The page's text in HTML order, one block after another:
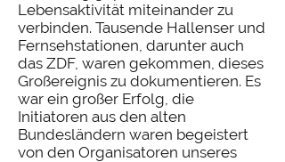
Lebensaktivität miteinander zu
verbinden. Tausende Hallenser und
Fernsehstationen, darunter auch
das ZDF, waren gekommen, dieses
Großereignis zu dokumentieren. Es
war ein großer Erfolg, die
Initiatoren aus den alten
Bundesländern waren begeistert
von den Organisatoren unseres